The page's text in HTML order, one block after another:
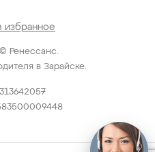
Ренессанс.
в Зарайске.
избранное